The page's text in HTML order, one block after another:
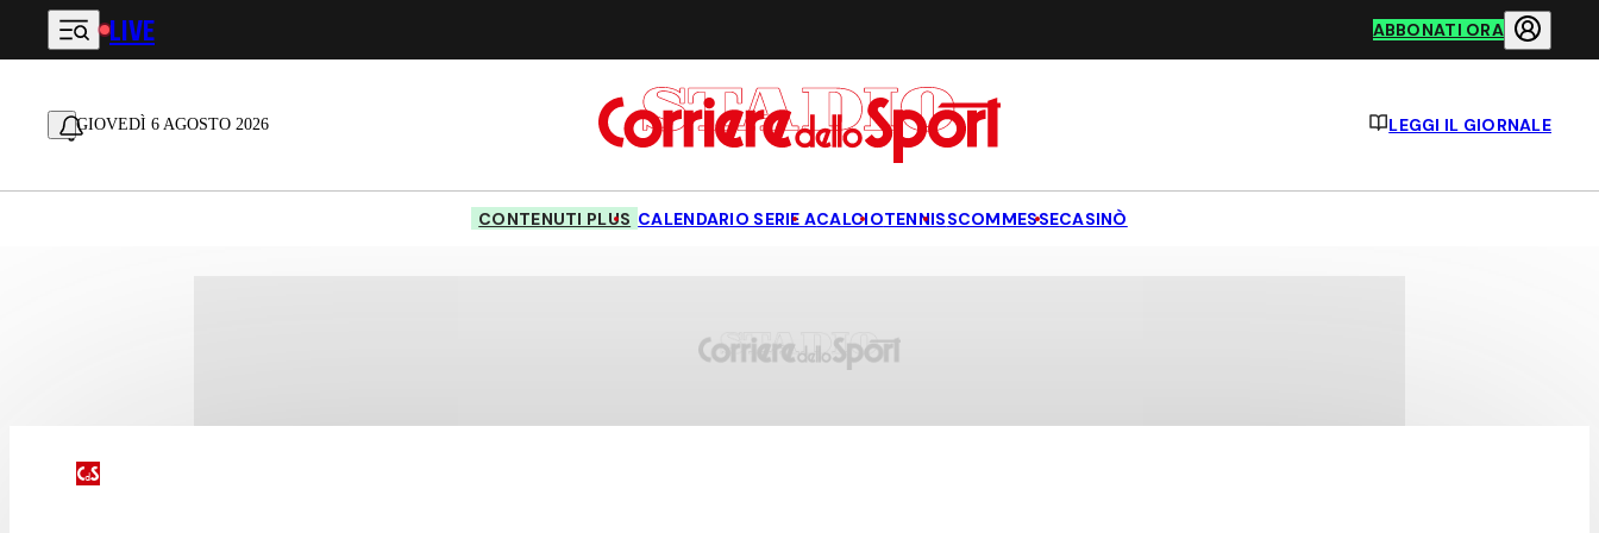
Vai al contenuto principale
LIVE ABBONATI ORA
GIOVEDÌ 6 AGOSTO 2026 LEGGI IL GIORNALE
CONTENUTI PLUS CALENDARIO SERIE ACALCIOTENNISSCOMMESSECASINÒ